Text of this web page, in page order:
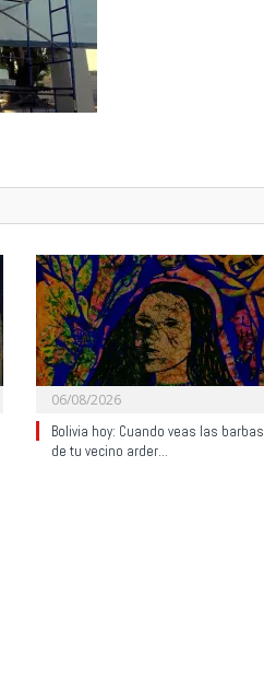
06/08/2026
Bolivia hoy: Cuando veas las barbas
de tu vecino arder…